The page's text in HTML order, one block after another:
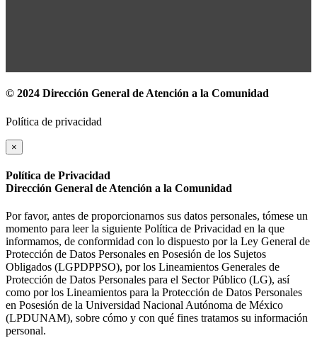
© 2024 Dirección General de Atención a la Comunidad
Política de privacidad
×
Política de Privacidad
Dirección General de Atención a la Comunidad
Por favor, antes de proporcionarnos sus datos personales, tómese un
momento para leer la siguiente Política de Privacidad en la que
informamos, de conformidad con lo dispuesto por la Ley General de
Protección de Datos Personales en Posesión de los Sujetos
Obligados (LGPDPPSO), por los Lineamientos Generales de
Protección de Datos Personales para el Sector Público (LG), así
como por los Lineamientos para la Protección de Datos Personales
en Posesión de la Universidad Nacional Autónoma de México
(LPDUNAM), sobre cómo y con qué fines tratamos su información
personal.